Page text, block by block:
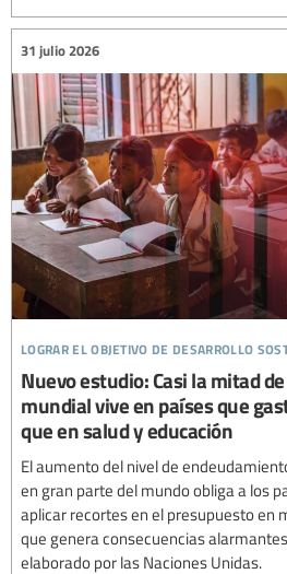
lograr el objetivo de desarrollo
31 julio 2026
Nuevo estudio: Casi la mitad
mundial vive en países que
que en salud y educación
El aumento del nivel de
en gran parte del mundo obliga a los
aplicar recortes en el presupuesto en
que genera consecuencias
elaborado por las Naciones Unidas.